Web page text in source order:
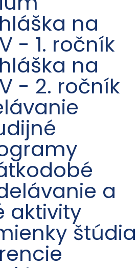
na
- 1. ročník
na
- 2. ročník
a
aktivity
štúdia